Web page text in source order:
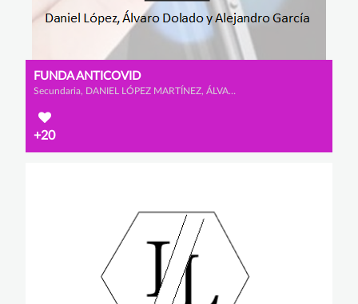
FUNDA ANTICOVID
Secundaria, DANIEL LÓPEZ MARTÍNEZ, ÁLVARO DOLADO MONTERO y ALEJANDRO GARCÍA CALAMARDO
+20